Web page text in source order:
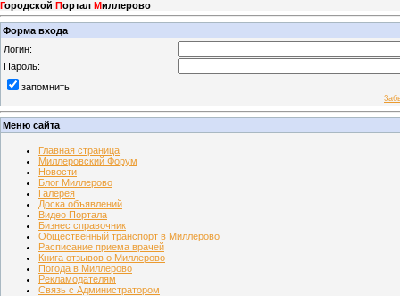
Городской Портал Миллерово
Форма входа
Логин:
Пароль:
запомнить
Меню сайта
Главная страница
Миллеровский Форум
Новости
Блог Миллерово
Галерея
Доска объявлений
Видео Портала
Бизнес справочник
Общественный транспорт в Миллерово
Расписание приема врачей
Книга отзывов о Миллерово
Погода в Миллерово
Рекламодателям
Связь с Администратором